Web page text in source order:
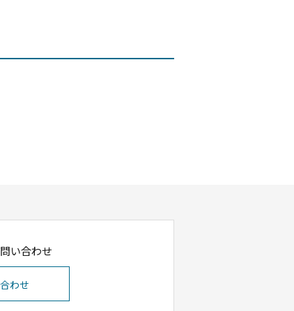
い合わせ
わせ